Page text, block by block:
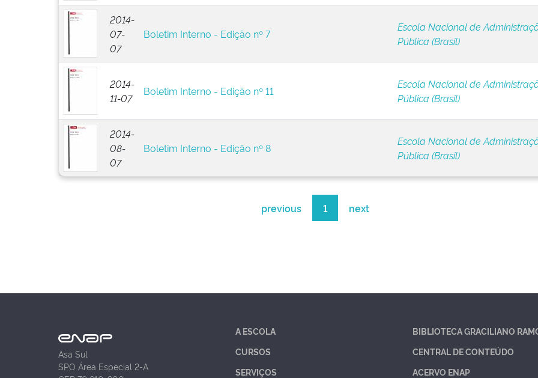
2014-
07-
07
Boletim Interno - Edição nº 7
Escola Nacional de
Pública (Brasil)
2014-
11-07
Boletim Interno - Edição nº 11
Escola Nacional de
Pública (Brasil)
2014-
08-
07
Boletim Interno - Edição nº 8
Escola Nacional de
Pública (Brasil)
previous 1 next
Asa Sul
SPO Área Especial 2-A
A ESCOLA
CURSOS
SERVIÇOS
BIBLIOTECA GRACILIANO
CENTRAL DE CONTEÚDO
ACERVO ENAP